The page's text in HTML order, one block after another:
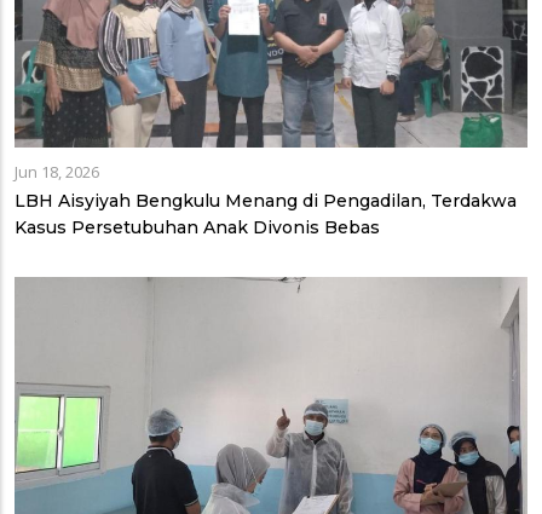
Jun 18, 2026
LBH Aisyiyah Bengkulu Menang di Pengadilan, Terdakwa
Kasus Persetubuhan Anak Divonis Bebas